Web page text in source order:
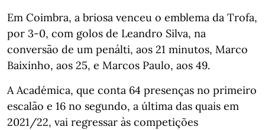
Em Coimbra, a briosa venceu o emblema da Trofa,
por 3-0, com golos de Leandro Silva, na
conversão de um penálti, aos 21 minutos, Marco
Baixinho, aos 25, e Marcos Paulo, aos 49.
A Académica, que conta 64 presenças no primeiro
escalão e 16 no segundo, a última das quais em
2021/22, vai regressar às competições